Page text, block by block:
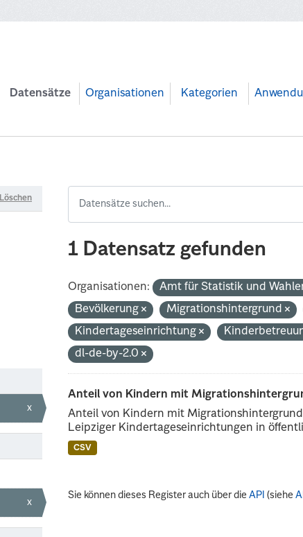
Datensätze Organisationen Kategorien
Löschen
x
x
1 Datensatz gefunden
Organisationen: Amt für Statistik und
Bevölkerung
Migrationshintergrund
Kindertageseinrichtung
dl-de-by-2.0
Anteil von Kindern mit
Anteil von Kindern mit
Leipziger Kindertageseinrichtungen in
CSV
Sie können dieses Register auch über dieAPI (siehe